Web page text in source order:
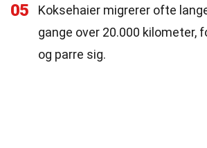
05
Koksehaier migrerer ofte
gange over 20.000 kilometer,
og parre sig.